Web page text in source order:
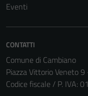
Eventi
CONTATTI
Comune di Cambiano
Piazza Vittorio Veneto
Codice fiscale / P. IVA: